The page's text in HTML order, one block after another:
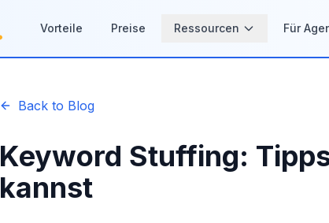
Vorteile Preise Ressourcen Für
Back to Blog
Keyword Stuffing:
kannst